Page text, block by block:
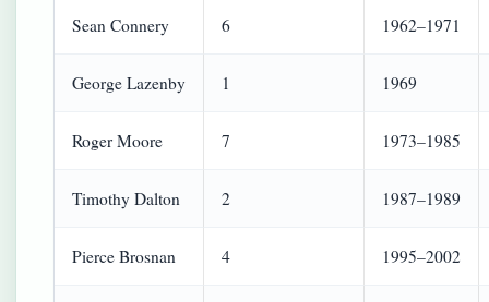
Sean Connery 6 1962–1971
George Lazenby 1 1969
Roger Moore 7 1973–1985
Timothy Dalton 2 1987–1989
Pierce Brosnan 4 1995–2002